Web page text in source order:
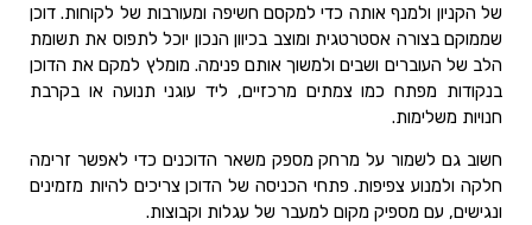
של הקניון ולמנף אותה כדי למקסם חשיפה ומעורבות של לקוחות. דוכן
שממוקם בצורה אסטרטגית ומוצב בכיוון הנכון יוכל לתפוס את תשומת
הלב של העוברים ושבים ולמשוך אותם פנימה. מומלץ למקם את הדוכן
בנקודות מפתח כמו צמתים מרכזיים, ליד עוגני תנועה או בקרבת
חנויות משלימות.
חשוב גם לשמור על מרחק מספק משאר הדוכנים כדי לאפשר זרימה
חלקה ולמנוע צפיפות. פתחי הכניסה של הדוכן צריכים להיות מזמינים
ונגישים, עם מספיק מקום למעבר של עגלות וקבוצות.